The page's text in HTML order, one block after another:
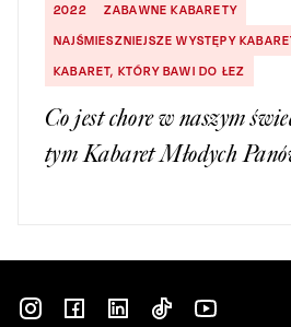
2022
ZABAWNE KABARETY
NAJŚMIESZNIEJSZE WYSTĘPY
KABARET, KTÓRY BAWI DO ŁEZ
Co jest chore w naszym
tym Kabaret Młodych